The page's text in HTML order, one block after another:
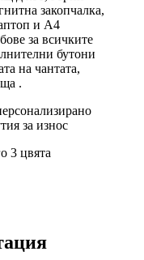
закопчалка,
и A4
за всичките
бутони
на чантата,
.
за износ
3 цвята